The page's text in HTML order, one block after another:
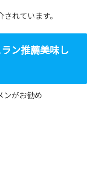
れています。
ン推薦美味し
ンがお勧め